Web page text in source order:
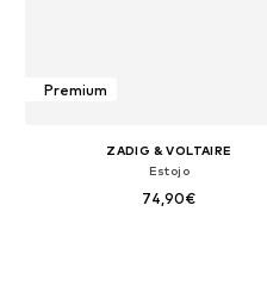
Premium
ZADIG & VOLTAIRE
Estojo
74,90€